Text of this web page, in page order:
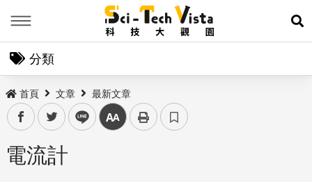
展
分類
首頁 文章 最新文章
facebooktwitter line 中
電流計